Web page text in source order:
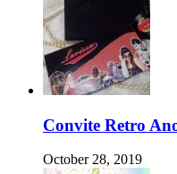
Convite Retro
October 28, 2019